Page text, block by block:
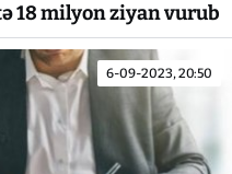
18 milyon ziyan vurub
6-09-2023, 20:50